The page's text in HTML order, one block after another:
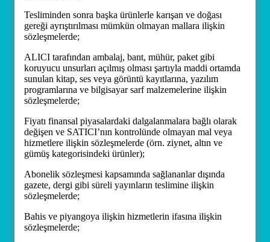
Tesliminden sonra başka ürünlerle karışan ve doğası
gereği ayrıştırılması mümkün olmayan mallara ilişkin
sözleşmelerde;
ALICI tarafından ambalaj, bant, mühür, paket gibi
koruyucu unsurları açılmış olması şartıyla maddi ortamda
sunulan kitap, ses veya görüntü kayıtlarına, yazılım
programlarına ve bilgisayar sarf malzemelerine ilişkin
sözleşmelerde;
Fiyatı finansal piyasalardaki dalgalanmalara bağlı olarak
değişen ve SATICI’nın kontrolünde olmayan mal veya
hizmetlere ilişkin sözleşmelerde (örn. ziynet, altın ve
gümüş kategorisindeki ürünler);
Abonelik sözleşmesi kapsamında sağlananlar dışında
gazete, dergi gibi süreli yayınların teslimine ilişkin
sözleşmelerde;
Bahis ve piyangoya ilişkin hizmetlerin ifasına ilişkin
sözleşmelerde;